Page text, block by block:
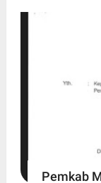
Pemkab